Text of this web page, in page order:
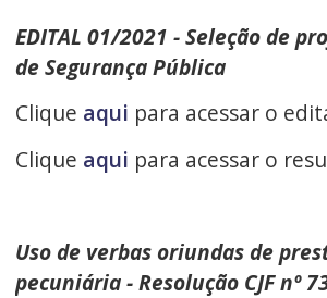
EDITAL 01/2021 - Seleção de
de Segurança Pública
Clique aqui para acessar o
Clique aqui para acessar o
Uso de verbas oriundas de
pecuniária - Resolução CJF nº